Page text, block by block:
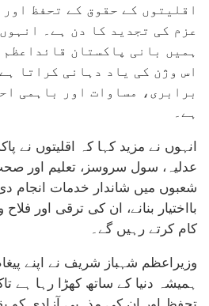
اقلیتوں کے حقوق کے تحفظ
عزم کی تجدید کا دن ہے۔
ہمیں بانی پاکستان
اس وژن کی یاد دہانی کراتا
برابری، مساوات اور باہمی
ہے۔
انہوں نے مزید کہا کہ اقلیتوں نے
عدلیہ، سول سروسز، تعلیم اور
شعبوں میں شاندار خدمات انجام
بااختیار بنانے، ان کی ترقی اور
کام کرتے رہیں گے۔
وزیراعظم شہباز شریف نے اپنے
ہمیشہ دنیا کے ساتھ کھڑا رہا ہے